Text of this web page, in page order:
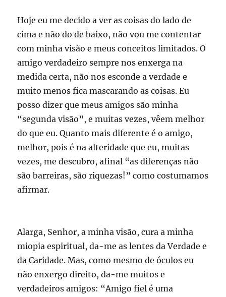
Hoje eu me decido a ver as coisas do lado de
cima e não do de baixo, não vou me contentar
com minha visão e meus conceitos limitados. O
amigo verdadeiro sempre nos enxerga na
medida certa, não nos esconde a verdade e
muito menos fica mascarando as coisas. Eu
posso dizer que meus amigos são minha
“segunda visão”, e muitas vezes, vêem melhor
do que eu. Quanto mais diferente é o amigo,
melhor, pois é na alteridade que eu, muitas
vezes, me descubro, afinal “as diferenças não
são barreiras, são riquezas!” como costumamos
afirmar.
Alarga, Senhor, a minha visão, cura a minha
miopia espiritual, da-me as lentes da Verdade e
da Caridade. Mas, como mesmo de óculos eu
não enxergo direito, da-me muitos e
verdadeiros amigos: “Amigo fiel é uma